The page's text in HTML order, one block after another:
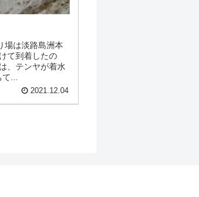
場は淡路島洲本
て到着したの
、テンヤが着水
て...
2021.12.04